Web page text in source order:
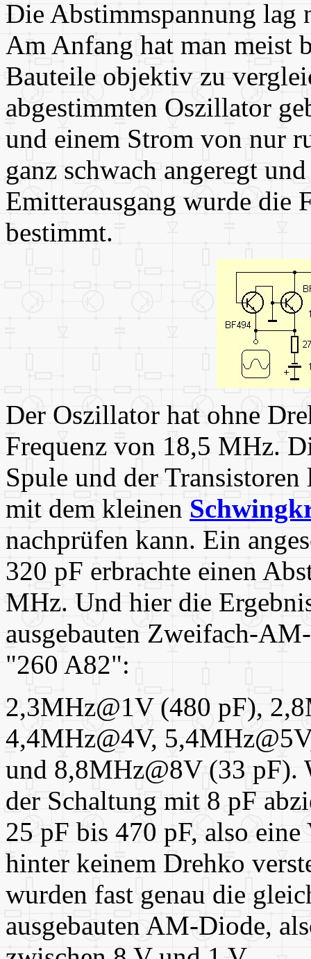
Die Abstimmspannung lag
Am Anfang hat man meist
Bauteile objektiv zu
abgestimmten Oszillator
und einem Strom von nur
ganz schwach angeregt
Emitterausgang wurde die
bestimmt.
Der Oszillator hat ohne
Frequenz von 18,5 MHz.
Spule und der
mit dem kleinen
nachprüfen kann. Ein
320 pF erbrachte einen
MHz. Und hier die
ausgebauten Zweifach-
"260 A82":
2,3MHz@1V (480 pF),
4,4MHz@4V,
und 8,8MHz@8V (33 pF).
der Schaltung mit 8 pF
25 pF bis 470 pF, also
hinter keinem Drehko
wurden fast genau die
ausgebauten AM-Diode,